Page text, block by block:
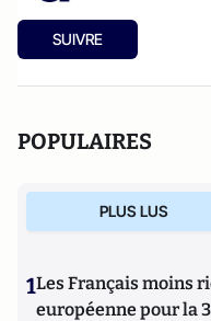
SUIVRE
POPULAIRES
PLUS LUS
1Les Français moins
européenne pour la